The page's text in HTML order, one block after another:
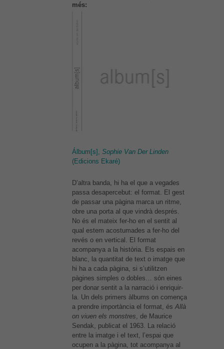
més:
Álbum[s], Sophie Van Der Linden
(Edicions Ekaré)
D’altra banda, hi ha el que a vegades
passa desapercebut: el format. El gest
de passar una pàgina marca un ritme,
obre una porta al que vindrà després.
No és el mateix fer-ho en el sentit al
qual estem acostumades a fer-ho del
revés o en vertical. El format
acompanya a la història. Els espais en
blanc, la quantitat de text o imatge que
hi ha a cada pàgina, si s’utilitzen
pàgines simples o dobles… són eines
per donar sentit a la narració i enriquir-
la. Un dels primers àlbums on comença
a prendre importància el format, és Allà
on viuen els monstres , de Maurice
Sendak, publicat el 1963. La relació
entre la imatge i el text, l’espai que
ocupen a la pàgina, tot acompanya al